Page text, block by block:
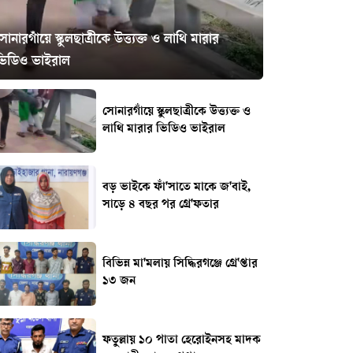
স্কুলছাত্রীকে উত্ত্যক্ত ও লাথি মারার
ভাইরাল
সোনারগাঁয়ে স্কুলছাত্রীকে উত্ত্যক্ত ও
লাথি মারার ভিডিও ভাইরাল
বড় ভাইকে ফাঁ'সাতে মাকে জ'বাই,
সাড়ে ৪ বছর পর গ্রে'ফতার
বিভিন্ন মা'মলায় সিদ্ধিরগঞ্জে গ্রে'প্তার
১৩ জন
ফতুল্লায় ১০ পাতা হেরোইনসহ মাদক